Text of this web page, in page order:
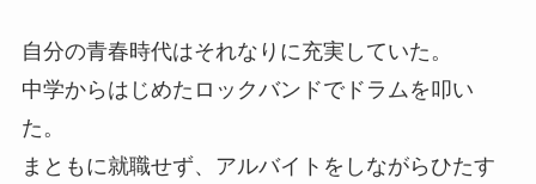
自分の青春時代はそれなりに充実していた。
中学からはじめたロックバンドでドラムを叩い
た。
まともに就職せず、アルバイトをしながらひたす